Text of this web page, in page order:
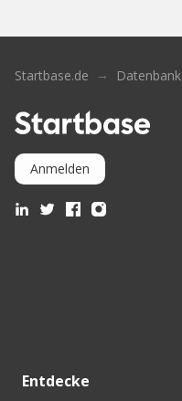
Startbase.de Datenbank
Anmelden
Entdecke